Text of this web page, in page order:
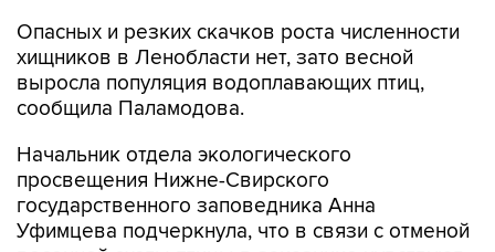
Опасных и резких скачков роста численности
хищников в Ленобласти нет, зато весной
выросла популяция водоплавающих птиц,
сообщила Паламодова.
Начальник отдела экологического
просвещения Нижне-Свирского
государственного заповедника Анна
Уфимцева подчеркнула, что в связи с отменой